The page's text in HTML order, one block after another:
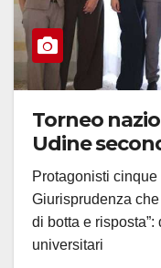
Torneo
Udine
Protagonisti
Giurisprudenza
di botta e
universitari